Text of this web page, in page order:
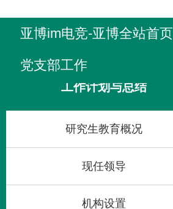
亚博im电竞-亚博全站首页
党支部工作
工作计划与总结
研究生教育概况
现任领导
机构设置